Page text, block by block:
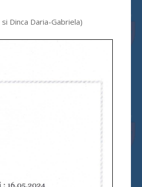
Dinca Daria-Gabriela)